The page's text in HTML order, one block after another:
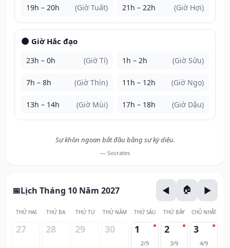
19h – 20h (Giờ Tuất) 21h – 22h (Giờ Hợi)
🌑 Giờ Hắc đạo
23h – 0h (Giờ Tí) 1h – 2h (Giờ Sửu)
7h – 8h (Giờ Thìn) 11h – 12h (Giờ Ngọ)
13h – 14h (Giờ Mùi) 17h – 18h (Giờ Dậu)
Sự khôn ngoan bắt đầu bằng sự kỳ diệu.
— Socrates
Lịch Tháng 10 Năm 2027
THỨ HAI THỨ BA THỨ TƯ THỨ NĂM THỨ SÁU THỨ BẢY CHỦ NHẬT
27 28 29 30 1
2/9
2
3/9
3
4/9